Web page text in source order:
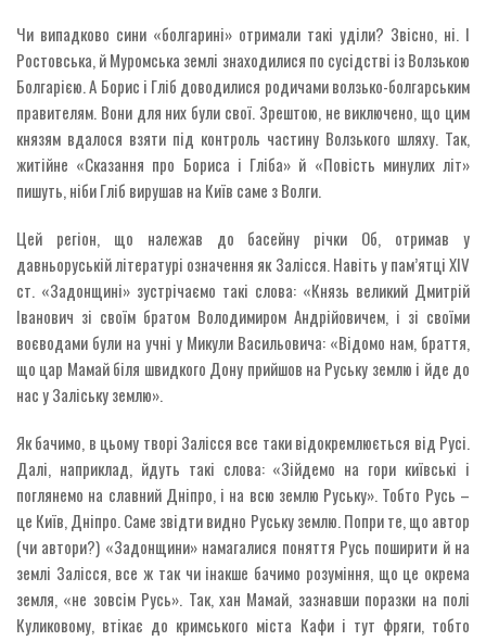
Чи випадково сини «болгарині» отримали такі уділи? Звісно, ні. І
Ростовська, й Муромська землі знаходилися по сусідстві із Волзькою
Болгарією. А Борис і Гліб доводилися родичами волзько-болгарським
правителям. Вони для них були свої. Зрештою, не виключено, що цим
князям вдалося взяти під контроль частину Волзького шляху. Так,
житійне «Сказання про Бориса і Гліба» й «Повість минулих літ»
пишуть, ніби Гліб вирушав на Київ саме з Волги.
Цей регіон, що належав до басейну річки Об, отримав у
давньоруській літературі означення як Залісся. Навіть у пам’ятці XIV
ст. «Задонщині» зустрічаємо такі слова: «Князь великий Дмитрій
Іванович зі своїм братом Володимиром Андрійовичем, і зі своїми
воєводами були на учні у Микули Васильовича: «Відомо нам, браття,
що цар Мамай біля швидкого Дону прийшов на Руську землю і йде до
нас у Заліську землю».
Як бачимо, в цьому творі Залісся все таки відокремлюється від Русі.
Далі, наприклад, йдуть такі слова: «Зійдемо на гори київські і
поглянемо на славний Дніпро, і на всю землю Руську». Тобто Русь –
це Київ, Дніпро. Саме звідти видно Руську землю. Попри те, що автор
(чи автори?) «Задонщини» намагалися поняття Русь поширити й на
землі Залісся, все ж так чи інакше бачимо розуміння, що це окрема
земля, «не зовсім Русь». Так, хан Мамай, зазнавши поразки на полі
Куликовому, втікає до кримського міста Кафи і тут фряги, тобто